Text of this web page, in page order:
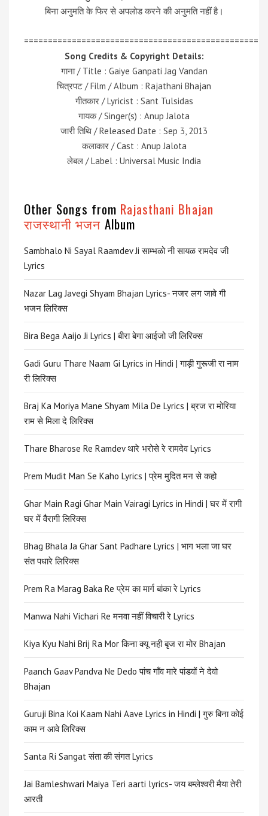
बिना अनुमति के फिर से अपलोड करने की अनुमति नहीं है।
=================================================
Song Credits & Copyright Details:
गाना / Title : Gaiye Ganpati Jag Vandan
चित्रपट / Film / Album : Rajathani Bhajan
गीतकार / Lyricist : Sant Tulsidas
गायक / Singer(s) : Anup Jalota
जारी तिथि / Released Date : Sep 3, 2013
कलाकार / Cast : Anup Jalota
लेबल / Label : Universal Music India
Other Songs from Rajasthani Bhajan
राजस्थानी भजन Album
Sambhalo Ni Sayal Raamdev Ji साम्भळो नी सायळ रामदेव जी
Lyrics
Nazar Lag Javegi Shyam Bhajan Lyrics- नजर लग जावे गी
भजन लिरिक्स
Bira Bega Aaijo Ji Lyrics | बीरा बेगा आईजो जी लिरिक्स
Gadi Guru Thare Naam Gi Lyrics in Hindi | गाड़ी गुरूजी रा नाम
री लिरिक्स
Braj Ka Moriya Mane Shyam Mila De Lyrics | ब्रज रा मोरिया
राम से मिला दे लिरिक्स
Thare Bharose Re Ramdev थारे भरोसे रे रामदेव Lyrics
Prem Mudit Man Se Kaho Lyrics | प्रेम मुदित मन से कहो
Ghar Main Ragi Ghar Main Vairagi Lyrics in Hindi | घर में रागी
घर में वैरागी लिरिक्स
Bhag Bhala Ja Ghar Sant Padhare Lyrics | भाग भला जा घर
संत पधारे लिरिक्स
Prem Ra Marag Baka Re प्रेम का मार्ग बांका रे Lyrics
Manwa Nahi Vichari Re मनवा नहीं विचारी रे Lyrics
Kiya Kyu Nahi Brij Ra Mor किना क्यू नही बृज रा मोर Bhajan
Paanch Gaav Pandva Ne Dedo पांच गाँव मारे पांडवों ने देवो
Bhajan
Guruji Bina Koi Kaam Nahi Aave Lyrics in Hindi | गुरु बिना कोई
काम न आवे लिरिक्स
Santa Ri Sangat संता की संगत Lyrics
Jai Bamleshwari Maiya Teri aarti lyrics- जय बम्लेश्वरी मैया तेरी
आरती